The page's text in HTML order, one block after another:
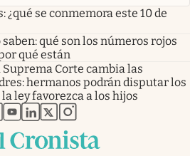
¿qué se conmemora este 10 de
saben: qué son los números rojos
qué están
Suprema Corte cambia las
hermanos podrán disputar los
ley favorezca a los hijos
abre en nueva pestaña
abre en nueva pestaña
abre en nueva pestaña
abre en nueva pestaña
abre en nueva pestaña